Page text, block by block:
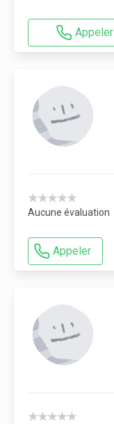
Appeler
★★★★★
Aucune évaluation
Appeler
★★★★★